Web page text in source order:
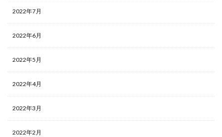
2022年7月
2022年6月
2022年5月
2022年4月
2022年3月
2022年2月